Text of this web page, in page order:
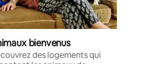
bienvenus
des logements qui